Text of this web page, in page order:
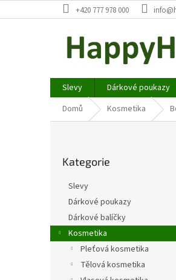
na
+420 777 978 000
Slevy Dárkové poukazy
Domů
Kosmetika
kategorie
Kategorie
Slevy
Dárkové poukazy
Dárkové balíčky
Kosmetika
Pleťová kosmetika
Tělová kosmetika